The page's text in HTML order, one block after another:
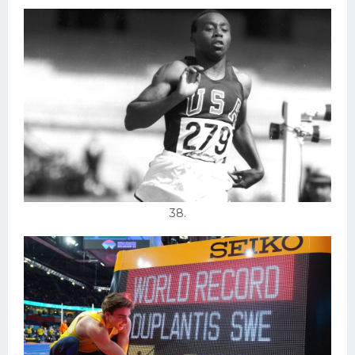
38.